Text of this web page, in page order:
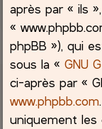
après par « ils
«
phpBB »), qui
sous la «GNU
ci-après par «
www.phpbb.com
uniquement les